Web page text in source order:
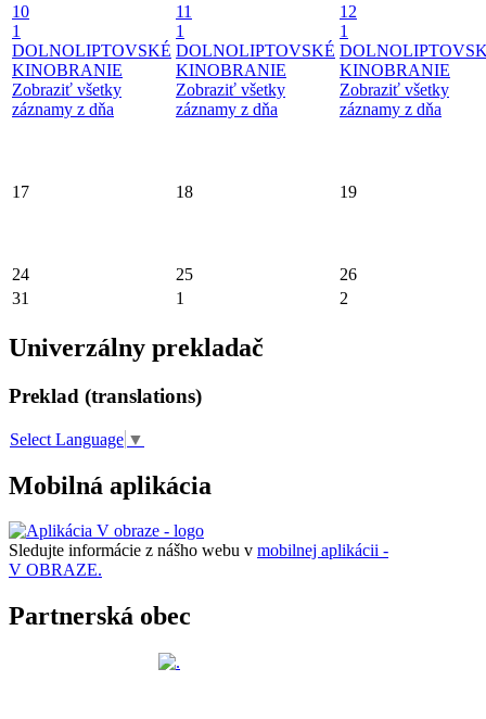
10
1
DOLNOLIPTOVSKÉ
KINOBRANIE
Zobraziť všetky
záznamy z dňa
11
1
DOLNOLIPTOVSKÉ
KINOBRANIE
Zobraziť všetky
záznamy z dňa
12
1
KINOBRANIE
Zobraziť všetky
záznamy z dňa
17 18 19
24 25
26
31
1 2
Univerzálny prekladač
Preklad (translations)
Select Language ▼
Mobilná aplikácia
Sledujte informácie z nášho webu v mobilnej aplikácii -
V OBRAZE.
Partnerská obec